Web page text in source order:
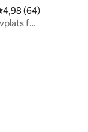
av 5 i
4,98 (64)
för